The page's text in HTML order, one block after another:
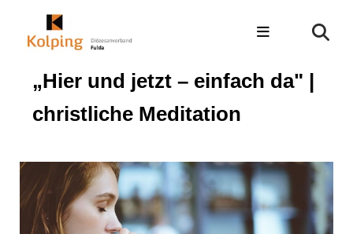
„Hier und jetzt – einfach da" |
christliche Meditation